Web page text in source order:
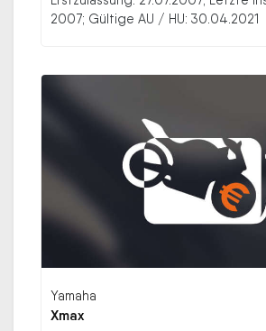
2007; Gültige AU / HU: 30.04.2021
Yamaha
Xmax